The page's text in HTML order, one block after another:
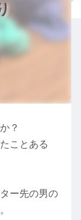
？
ことある
ー先の男の